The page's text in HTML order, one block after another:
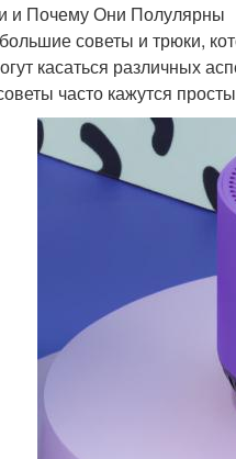
и Почему Они Полулярны
советы и трюки,
касаться различных
часто кажутся